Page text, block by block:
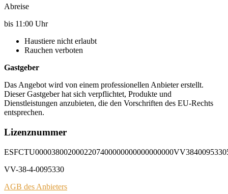
Abreise
bis 11:00 Uhr
Haustiere nicht erlaubt
Rauchen verboten
Gastgeber
Das Angebot wird von einem professionellen Anbieter erstellt.
Dieser Gastgeber hat sich verpflichtet, Produkte und
Dienstleistungen anzubieten, die den Vorschriften des EU-Rechts
entsprechen.
Lizenznummer
VV-38-4-0095330
AGB des Anbieters